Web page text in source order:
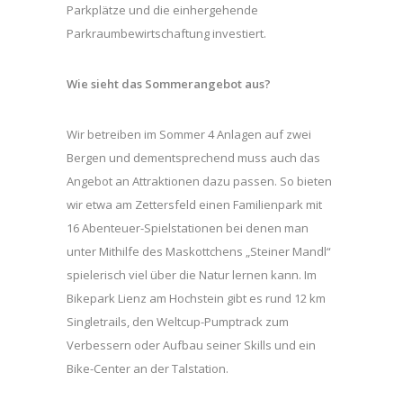
Parkplätze und die einhergehende
Parkraumbewirtschaftung investiert.
Wie sieht das Sommerangebot aus?
Wir betreiben im Sommer 4 Anlagen auf zwei
Bergen und dementsprechend muss auch das
Angebot an Attraktionen dazu passen. So bieten
wir etwa am Zettersfeld einen Familienpark mit
16 Abenteuer-Spielstationen bei denen man
unter Mithilfe des Maskottchens „Steiner Mandl“
spielerisch viel über die Natur lernen kann. Im
Bikepark Lienz am Hochstein gibt es rund 12 km
Singletrails, den Weltcup-Pumptrack zum
Verbessern oder Aufbau seiner Skills und ein
Bike-Center an der Talstation.